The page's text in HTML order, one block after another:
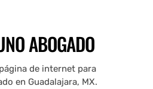
ABOGADO
de internet para
en Guadalajara, MX.